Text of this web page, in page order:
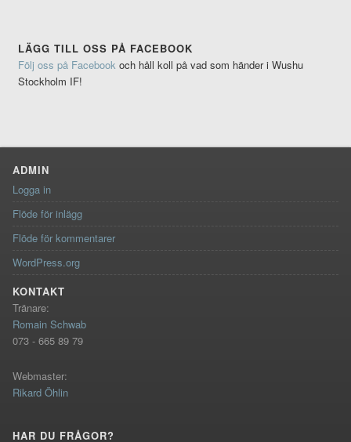
LÄGG TILL OSS PÅ FACEBOOK
Följ oss på Facebook och håll koll på vad som händer i Wushu
Stockholm IF!
ADMIN
Logga in
Flöde för inlägg
Flöde för kommentarer
WordPress.org
KONTAKT
Tränare:
Romain Schwab
073 - 665 89 79
Webmaster:
Rikard Öhlin
HAR DU FRÅGOR?